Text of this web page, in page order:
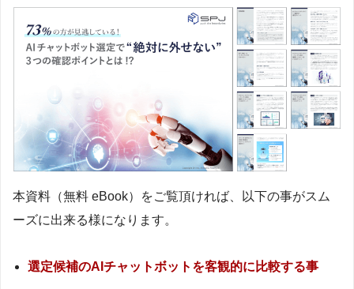
本資料（無料 eBook）をご覧頂ければ、以下の事がスム
ーズに出来る様になります。
選定候補のAIチャットボットを客観的に比較する事